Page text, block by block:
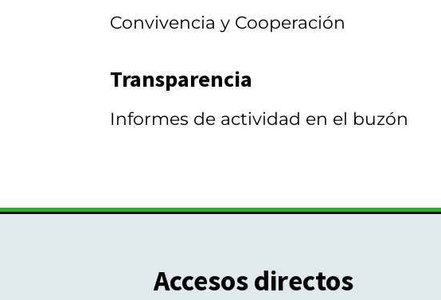
Convivencia y Cooperación
Transparencia
Informes de actividad en el buzón
Accesos directos